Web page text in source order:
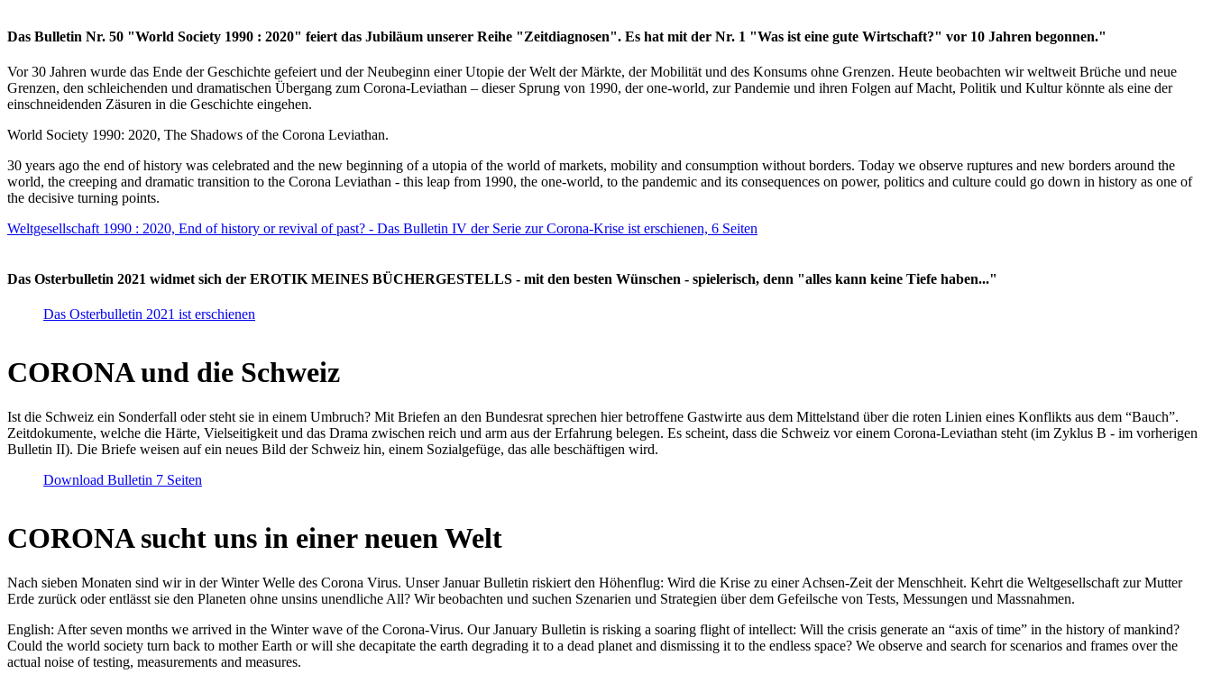
Das Bulletin Nr. 50 "World Society 1990 : 2020" feiert das Jubiläum unserer Reihe "Zeitdiagnosen". Es hat mit der Nr. 1 "Was ist eine gute Wirtschaft?" vor 10 Jahren begonnen."
Vor 30 Jahren wurde das Ende der Geschichte gefeiert und der Neubeginn einer Utopie der Welt der Märkte, der Mobilität und des Konsums ohne Grenzen. Heute beobachten wir weltweit Brüche und neue
Grenzen, den schleichenden und dramatischen Übergang zum Corona-Leviathan – dieser Sprung von 1990, der one-world, zur Pandemie und ihren Folgen auf Macht, Politik und Kultur könnte als eine der
einschneidenden Zäsuren in die Geschichte eingehen.
World Society 1990: 2020, The Shadows of the Corona Leviathan.
30 years ago the end of history was celebrated and the new beginning of a utopia of the world of markets, mobility and consumption without borders. Today we observe ruptures and new borders around the
world, the creeping and dramatic transition to the Corona Leviathan - this leap from 1990, the one-world, to the pandemic and its consequences on power, politics and culture could go down in history as one of
the decisive turning points.
Weltgesellschaft 1990 : 2020, End of history or revival of past? - Das Bulletin IV der Serie zur Corona-Krise ist erschienen, 6 Seiten
Das Osterbulletin 2021 widmet sich der EROTIK MEINES BÜCHERGESTELLS - mit den besten Wünschen - spielerisch, denn "alles kann keine Tiefe haben..."
Das Osterbulletin 2021 ist erschienen
CORONA und die Schweiz
Ist die Schweiz ein Sonderfall oder steht sie in einem Umbruch? Mit Briefen an den Bundesrat sprechen hier betroffene Gastwirte aus dem Mittelstand über die roten Linien eines Konflikts aus dem “Bauch”.
Zeitdokumente, welche die Härte, Vielseitigkeit und das Drama zwischen reich und arm aus der Erfahrung belegen. Es scheint, dass die Schweiz vor einem Corona-Leviathan steht (im Zyklus B - im vorherigen
Bulletin II). Die Briefe weisen auf ein neues Bild der Schweiz hin, einem Sozialgefüge, das alle beschäftigen wird.
Download Bulletin 7 Seiten
CORONA sucht uns in einer neuen Welt
Nach sieben Monaten sind wir in der Winter Welle des Corona Virus. Unser Januar Bulletin riskiert den Höhenflug: Wird die Krise zu einer Achsen-Zeit der Menschheit. Kehrt die Weltgesellschaft zur Mutter
Erde zurück oder entlässt sie den Planeten ohne unsins unendliche All? Wir beobachten und suchen Szenarien und Strategien über dem Gefeilsche von Tests, Messungen und Massnahmen.
English: After seven months we arrived in the Winter wave of the Corona-Virus. Our January Bulletin is risking a soaring flight of intellect: Will the crisis generate an “axis of time” in the history of mankind?
Could the world society turn back to mother Earth or will she decapitate the earth degrading it to a dead planet and dismissing it to the endless space? We observe and search for scenarios and frames over the
actual noise of testing, measurements and measures.